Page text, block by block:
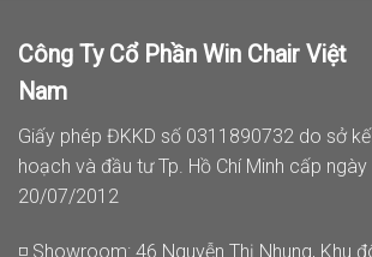
Công Ty Cổ Phần Win Chair Việt
Nam
Giấy phép ĐKKD số 0311890732 do sở kế
hoạch và đầu tư Tp. Hồ Chí Minh cấp ngày
20/07/2012
◽ Showroom: 46 Nguyễn Thị Nhung, Khu